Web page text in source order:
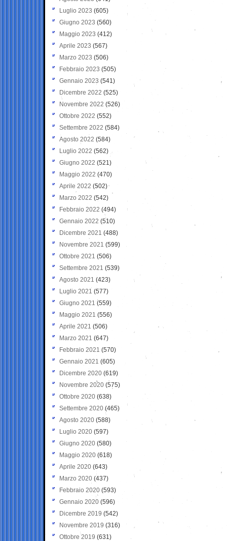
Luglio 2023 (605)
Giugno 2023 (560)
Maggio 2023 (412)
Aprile 2023 (567)
Marzo 2023 (506)
Febbraio 2023 (505)
Gennaio 2023 (541)
Dicembre 2022 (525)
Novembre 2022 (526)
Ottobre 2022 (552)
Settembre 2022 (584)
Agosto 2022 (584)
Luglio 2022 (562)
Giugno 2022 (521)
Maggio 2022 (470)
Aprile 2022 (502)
Marzo 2022 (542)
Febbraio 2022 (494)
Gennaio 2022 (510)
Dicembre 2021 (488)
Novembre 2021 (599)
Ottobre 2021 (506)
Settembre 2021 (539)
Agosto 2021 (423)
Luglio 2021 (577)
Giugno 2021(559)
Maggio 2021 (556)
Aprile 2021 (506)
Marzo 2021 (647)
Febbraio 2021 (570)
Gennaio 2021 (605)
Dicembre 2020 (619)
Novembre 2020 (575)
Ottobre 2020 (638)
Settembre 2020(465)
Agosto 2020 (588)
Luglio 2020 (597)
Giugno 2020 (580)
Maggio 2020 (618)
Aprile 2020 (643)
Marzo 2020 (437)
Febbraio 2020 (593)
Gennaio 2020 (596)
Dicembre 2019 (542)
Novembre 2019 (316)
Ottobre 2019 (631)